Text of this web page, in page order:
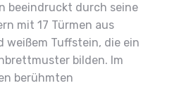
beeindruckt durch seine
mit 17 Türmen aus
weißem Tuffstein, die ein
bilden. Im
berühmten